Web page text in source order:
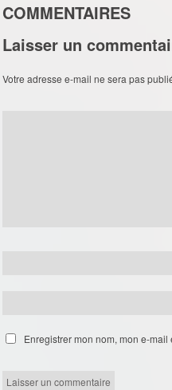
COMMENTAIRES
Laisser un
Votre adresse e-mail ne sera pas
Enregistrer mon nom, mon e-